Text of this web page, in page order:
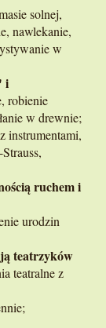
solnej,
nawlekanie,
w
i
robienie
w drewnie;
instrumentami,
ruchem i
urodzin
teatrzyków
teatralne z